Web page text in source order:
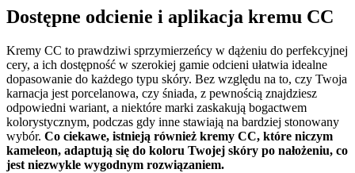
Dostępne odcienie i aplikacja kremu CC
Kremy CC to prawdziwi sprzymierzeńcy w dążeniu do perfekcyjnej
cery, a ich dostępność w szerokiej gamie odcieni ułatwia idealne
dopasowanie do każdego typu skóry. Bez względu na to, czy Twoja
karnacja jest porcelanowa, czy śniada, z pewnością znajdziesz
odpowiedni wariant, a niektóre marki zaskakują bogactwem
kolorystycznym, podczas gdy inne stawiają na bardziej stonowany
wybór. Co ciekawe, istnieją również kremy CC, które niczym
kameleon, adaptują się do koloru Twojej skóry po nałożeniu, co
jest niezwykle wygodnym rozwiązaniem.